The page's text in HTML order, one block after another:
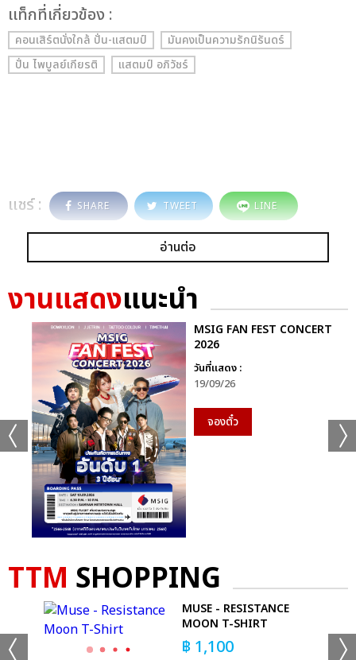
เเท็กที่เกี่ยวข้อง :
คอนเสิร์ตนั่งใกล้ ปั่น-แสตมป์
มันคงเป็นความรักนิรันดร์
ปั่น ไพบูลย์เกียรติ
แสตมป์ อภิวัชร์
แชร์ : SHARE TWEET LINE
อ่านต่อ
งานแสดงแนะนำ
MSIG FAN FEST CONCERT
2026
วันที่แสดง :
19/09/26
จองตั๋ว
TTM SHOPPING
MUSE - RESISTANCE
MOON T-SHIRT
฿ 1,100